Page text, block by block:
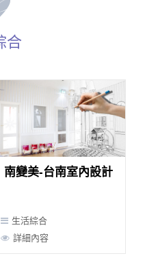
合
南變美-台南室內設計
生活綜合
詳細內容